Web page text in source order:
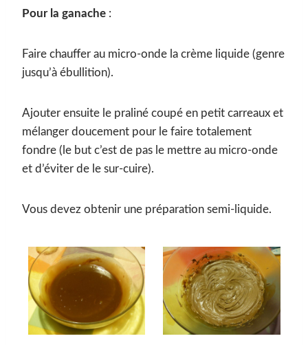
Pour la ganache :
Faire chauffer au micro-onde la crème liquide (genre
jusqu’à ébullition).
Ajouter ensuite le praliné coupé en petit carreaux et
mélanger doucement pour le faire totalement
fondre (le but c’est de pas le mettre au micro-onde
et d’éviter de le sur-cuire).
Vous devez obtenir une préparation semi-liquide.